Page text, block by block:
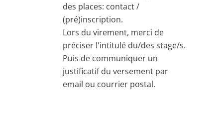
des places: contact /
(pré)inscription.
Lors du virement, merci de
préciser l'intitulé du/des stage/s.
Puis de communiquer un
justificatif du versement par
email ou courrier postal.